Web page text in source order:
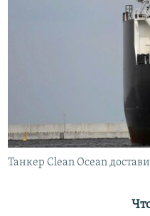
Танкер Clean Ocean